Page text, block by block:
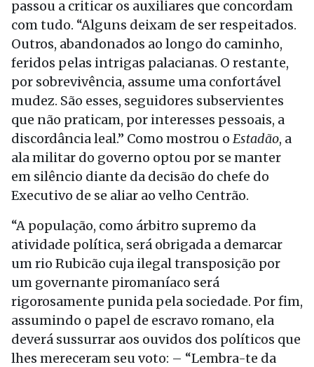
passou a criticar os auxiliares que concordam
com tudo. “Alguns deixam de ser respeitados.
Outros, abandonados ao longo do caminho,
feridos pelas intrigas palacianas. O restante,
por sobrevivência, assume uma confortável
mudez. São esses, seguidores subservientes
que não praticam, por interesses pessoais, a
discordância leal.” Como mostrou o Estadão, a
ala militar do governo optou por se manter
em silêncio diante da decisão do chefe do
Executivo de se aliar ao velho Centrão.
“A população, como árbitro supremo da
atividade política, será obrigada a demarcar
um rio Rubicão cuja ilegal transposição por
um governante piromaníaco será
rigorosamente punida pela sociedade. Por fim,
assumindo o papel de escravo romano, ela
deverá sussurrar aos ouvidos dos políticos que
lhes mereceram seu voto: – “Lembra-te da